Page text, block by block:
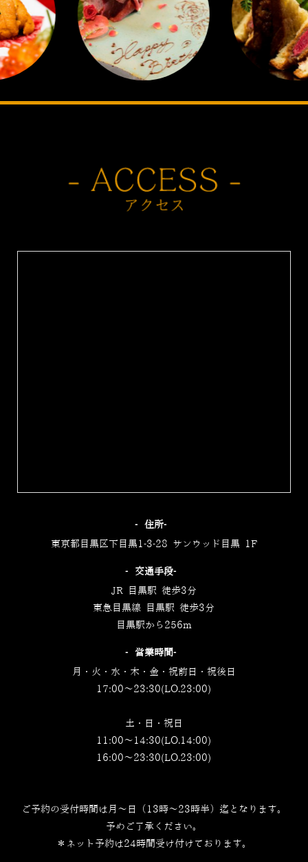
‐住所‐
東京都目黒区下目黒1-3-28 サンウッド目黒 1F
‐交通手段‐
JR 目黒駅 徒歩3分
東急目黒線 目黒駅 徒歩3分
目黒駅から256m
‐営業時間‐
月・火・水・木・金・祝前日・祝後日
17:00～23:30(LO.23:00)
土・日・祝日
11:00～14:30(LO.14:00)
16:00～23:30(LO.23:00)
ご予約の受付時間は月～日（13時～23時半）迄となります。
予めご了承ください。
＊ネット予約は24時間受け付けております。